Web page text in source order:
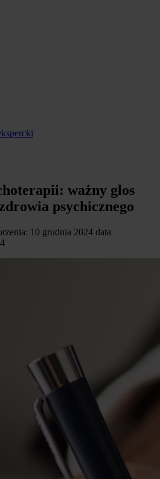
ważny głos
psychicznego
10 grudnia 2024 data